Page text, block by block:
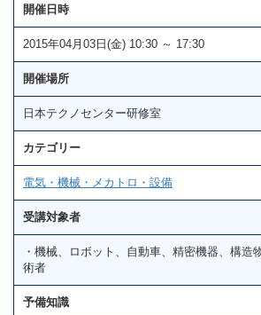
開催日時
2015年04月03日(金) 10:30 ～ 17:30
開催場所
日本テクノセンター研修室
カテゴリー
電気・機械・メカトロ・設備
受講対象者
・機械、ロボット、自動車、精密機器、構造
術者
予備知識